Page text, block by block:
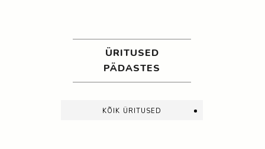
ÜRITUSED
PÄDASTES
kõik üritused